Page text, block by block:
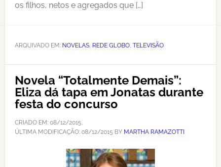
os filhos, netos e agregados que […]
ARQUIVADO EM: NOVELAS, REDE GLOBO, TELEVISÃO
Novela “Totalmente Demais”:
Eliza dá tapa em Jonatas durante
festa do concurso
CRIADO EM: 08/12/2015,
ÚLTIMA MODIFICAÇÃO: 08/12/2015 BY MARTHA RAMAZOTTI